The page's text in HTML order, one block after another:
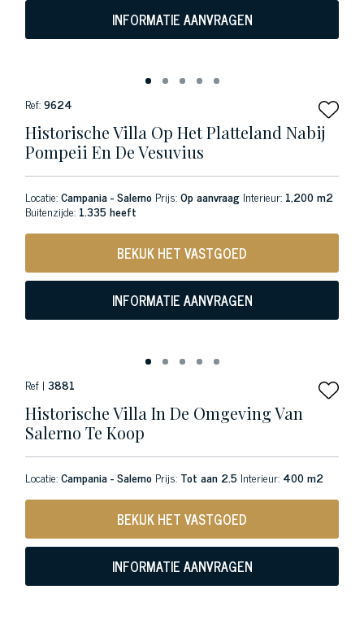
INFORMATIE AANVRAGEN
Ref:9624
Historische Villa Op Het Platteland Nabij
Pompeii En De Vesuvius
Locatie:Campania - Salerno Prijs:Op aanvraag Interieur: 1,200 m2
Buitenzijde: 1.335 heeft
BEKIJK HET VASTGOED
INFORMATIE AANVRAGEN
Ref | 3881
Historische Villa In De Omgeving Van
Salerno Te Koop
Locatie:Campania - Salerno Prijs: Tot aan 2.5 Interieur: 400 m2
BEKIJK HET VASTGOED
INFORMATIE AANVRAGEN